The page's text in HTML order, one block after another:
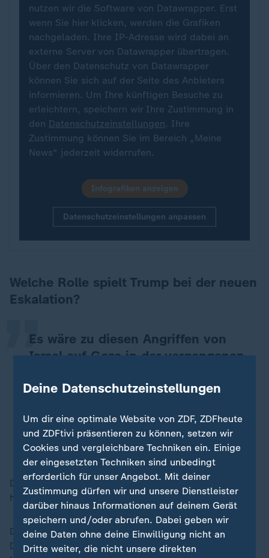
nutzen wir die Software von Datawrapper. Erst
wenn Sie hier klicken, werden die Grafiken
nachgeladen. Ihre IP-Adresse wird dabei an
externe Server von Datawrapper übertragen.
Über den Datenschutz von Datawrapper
können Sie sich auf der Seite des Anbieters
informieren. Um Ihre künftigen Besuche zu
erleichtern, speichern wir Ihre Zustimmung in
den Datenschutzeinstellungen. Ihre
Zustimmung können Sie im Bereich „Meine
News“ jederzeit widerrufen.
Infografiken anzeigen
Datenschutzeinstellungen anpassen
Welche Rolle spielt Trump bei der neuen
Eskalation?
Es wäre zu diesen Angriffen von
Israel auf Gaza in der vergangenen
dafür die Rückendeckung aus dem
gegeben.
„
Thomas Reichart, ZDF-Korrespondent
Das Weiße Haus hat das inzwischen ja auch bestätigt,
hat gesagt, es gab vorher Konsultationen dazu.
Donald Trump hat auf der einen Seite durch massiven
Druck aufBenjamin Netanjahudafür gesorgt, dass es
Deine Datenschutzeinstellungen
Um dir eine optimale Website von ZDF, ZDFheute
und ZDFtivi präsentieren zu können, setzen wir
Cookies und vergleichbare Techniken ein. Einige
der eingesetzten Techniken sind unbedingt
erforderlich für unser Angebot. Mit deiner
Zustimmung dürfen wir und unsere Dienstleister
darüber hinaus Informationen auf deinem Gerät
speichern und/oder abrufen. Dabei geben wir
deine Daten ohne deine Einwilligung nicht an
Dritte weiter, die nicht unsere direkten